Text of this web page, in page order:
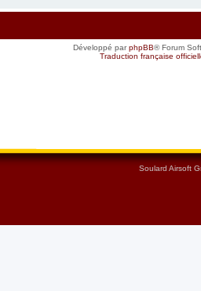
Développé parphpBB® Forum
Traduction française
Soulard Airsoft